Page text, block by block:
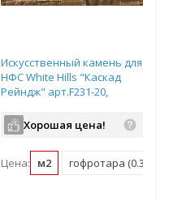
мастербокс (17.28 м2)
Искусственный камень для
НФС White Hills "Каскад
Рейндж" арт.F231-20,
Хорошая цена!
Цена: м2 гофротара (0.35 м2)